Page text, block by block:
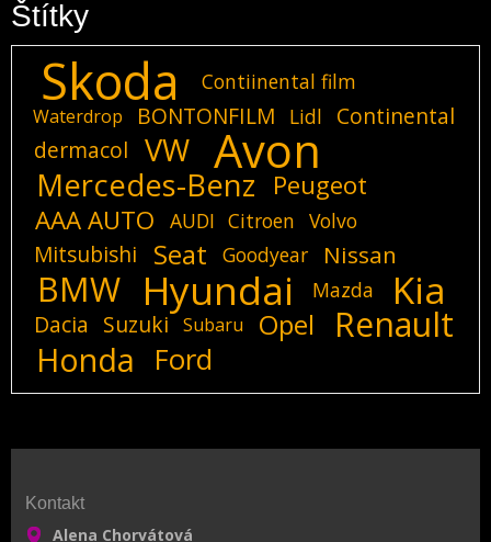
Štítky
Skoda Contiinental film
Waterdrop BONTONFILM Lidl
Continental
dermacol
VW Avon
Mercedes-Benz
Peugeot
AAA AUTO
AUDI Citroen Volvo
Mitsubishi Seat Goodyear Nissan
BMW Hyundai Mazda Kia
Dacia Suzuki Subaru Opel Renault
Honda Ford
Kontakt
Alena Chorvátová